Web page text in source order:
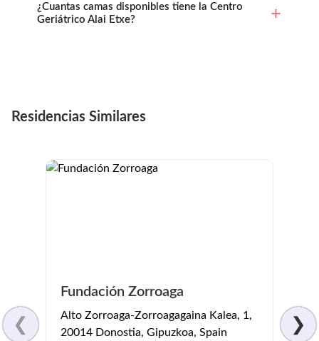
¿Cuantas camas disponibles tiene la Centro
Geriátrico Alai Etxe?
Residencias Similares
❮
Fundación Zorroaga
Alto Zorroaga-Zorroagagaina Kalea, 1,
20014 Donostia, Gipuzkoa, Spain
San
❯